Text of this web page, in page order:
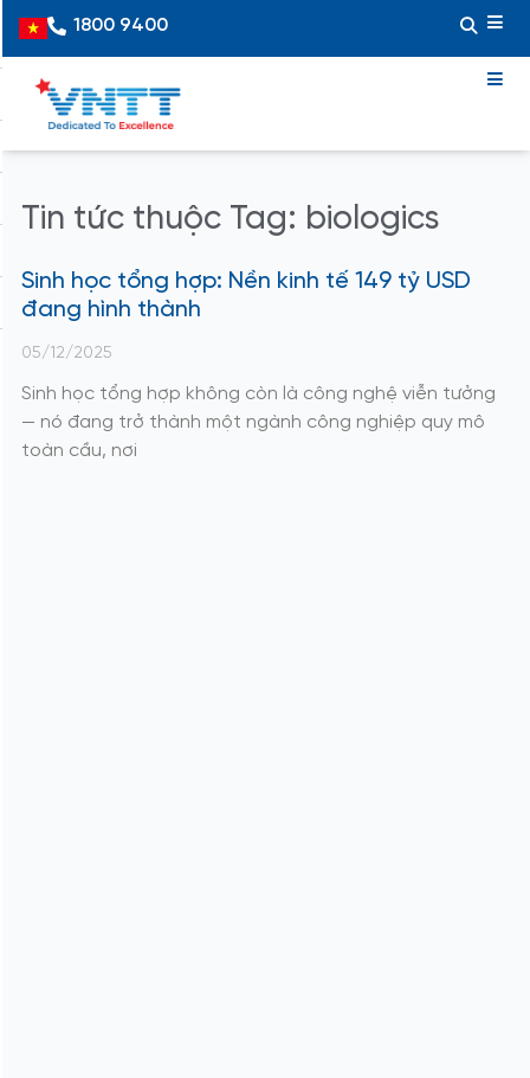
content
Vietnamese
1800 9400
Tin tức thuộc Tag: biologics
Sinh học tổng hợp: Nền kinh tế 149 tỷ USD
đang hình thành
05/12/2025
Sinh học tổng hợp không còn là công nghệ viễn tưởng
— nó đang trở thành một ngành công nghiệp quy mô
toàn cầu, nơi